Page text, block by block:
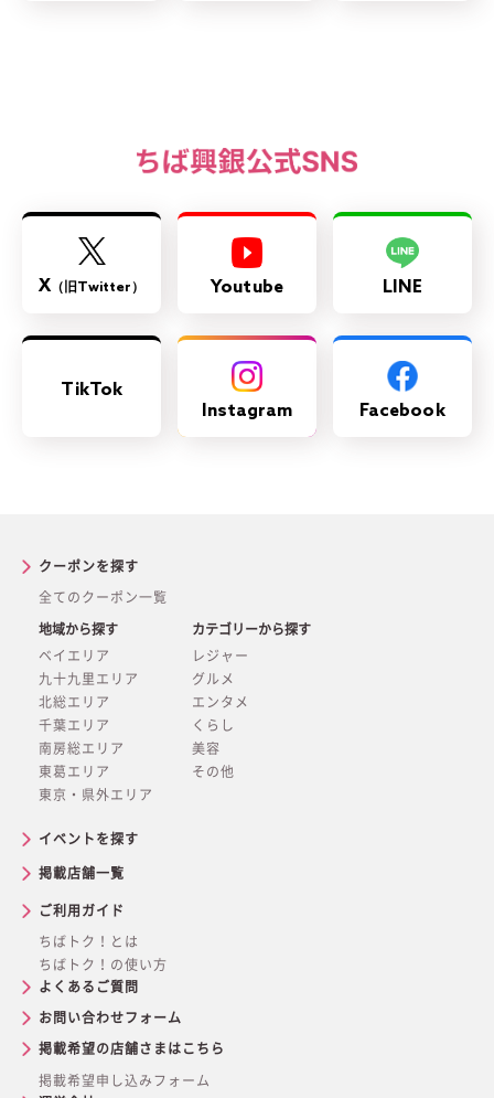
X（旧Twitter） Youtube LINE
TikTok
Instagram
Facebook
クーポンを探す
全てのクーポン一覧
地域から探す
ベイエリア
九十九里エリア
北総エリア
千葉エリア
南房総エリア
東葛エリア
東京・県外エリア
カテゴリーから探す
レジャー
グルメ
エンタメ
くらし
美容
その他
イベントを探す
掲載店舗一覧
ご利用ガイド
ちばトク！とは
ちばトク！の使い方
よくあるご質問
お問い合わせフォーム
掲載希望の店舗さまはこちら
掲載希望申し込みフォーム